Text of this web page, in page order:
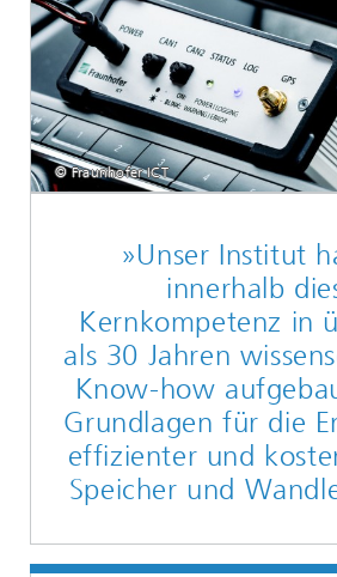
© Fraunhofer ICT
»Unser Institut
innerhalb
Kernkompetenz in
als 30 Jahren
Know-how
Grundlagen für die
effizienter und
Speicher und